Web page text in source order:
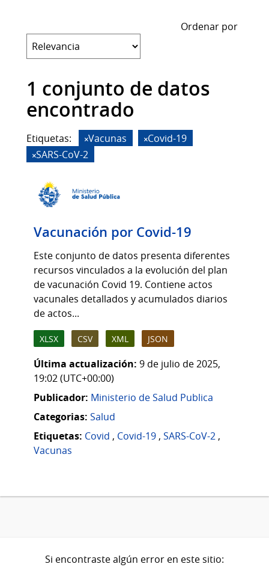
Ordenar por
1 conjunto de datos
encontrado
Etiquetas: Vacunas
Covid-19
SARS-CoV-2
Vacunación por Covid-19
Este conjunto de datos presenta diferentes
recursos vinculados a la evolución del plan
de vacunación Covid 19. Contiene actos
vacunales detallados y acumulados diarios
de actos...
XLSX CSV XML JSON
Última actualización: 9 de julio de 2025,
19:02 (UTC+00:00)
Publicador: Ministerio de Salud Publica
Categorias: Salud
Etiquetas: Covid , Covid-19 , SARS-CoV-2 ,
Vacunas
Si encontraste algún error en este sitio: